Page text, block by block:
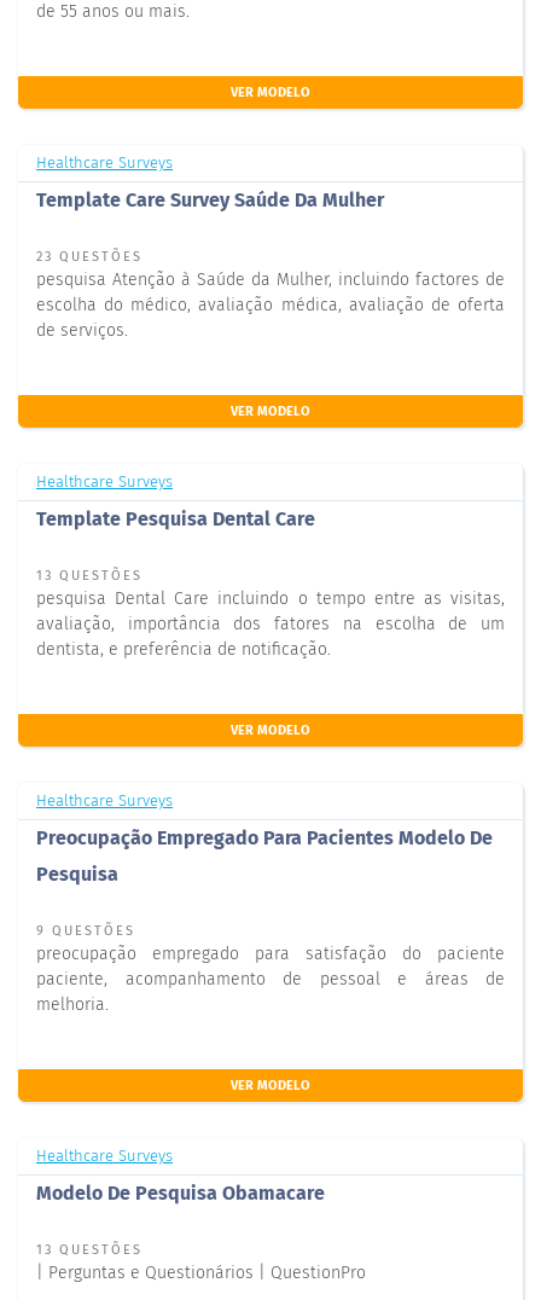
de 55 anos ou mais.
VER MODELO
Healthcare Surveys
Template Care Survey Saúde Da Mulher
23 QUESTÕES
pesquisa Atenção à Saúde da Mulher, incluindo factores de
escolha do médico, avaliação médica, avaliação de oferta
de serviços.
VER MODELO
Healthcare Surveys
Template Pesquisa Dental Care
13 QUESTÕES
pesquisa Dental Care incluindo o tempo entre as visitas,
avaliação, importância dos fatores na escolha de um
dentista, e preferência de notificação.
VER MODELO
Healthcare Surveys
Preocupação Empregado Para Pacientes Modelo De
Pesquisa
9 QUESTÕES
preocupação empregado para satisfação do paciente
paciente, acompanhamento de pessoal e áreas de
melhoria.
VER MODELO
Healthcare Surveys
Modelo De Pesquisa Obamacare
13 QUESTÕES
| Perguntas e Questionários | QuestionPro